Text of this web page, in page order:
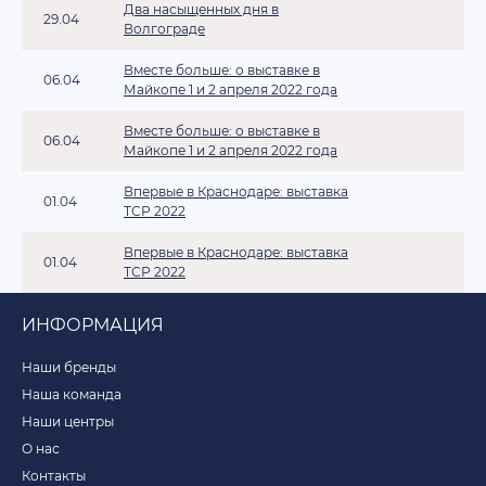
29.04
Два насыщенных дня в
Волгограде
06.04
Вместе больше: о выставке в
Майкопе 1 и 2 апреля 2022 года
06.04
Вместе больше: о выставке в
Майкопе 1 и 2 апреля 2022 года
01.04
Впервые в Краснодаре: выставка
ТСР 2022
01.04
Впервые в Краснодаре: выставка
ТСР 2022
ИНФОРМАЦИЯ
Наши бренды
Наша команда
Наши центры
О нас
Контакты